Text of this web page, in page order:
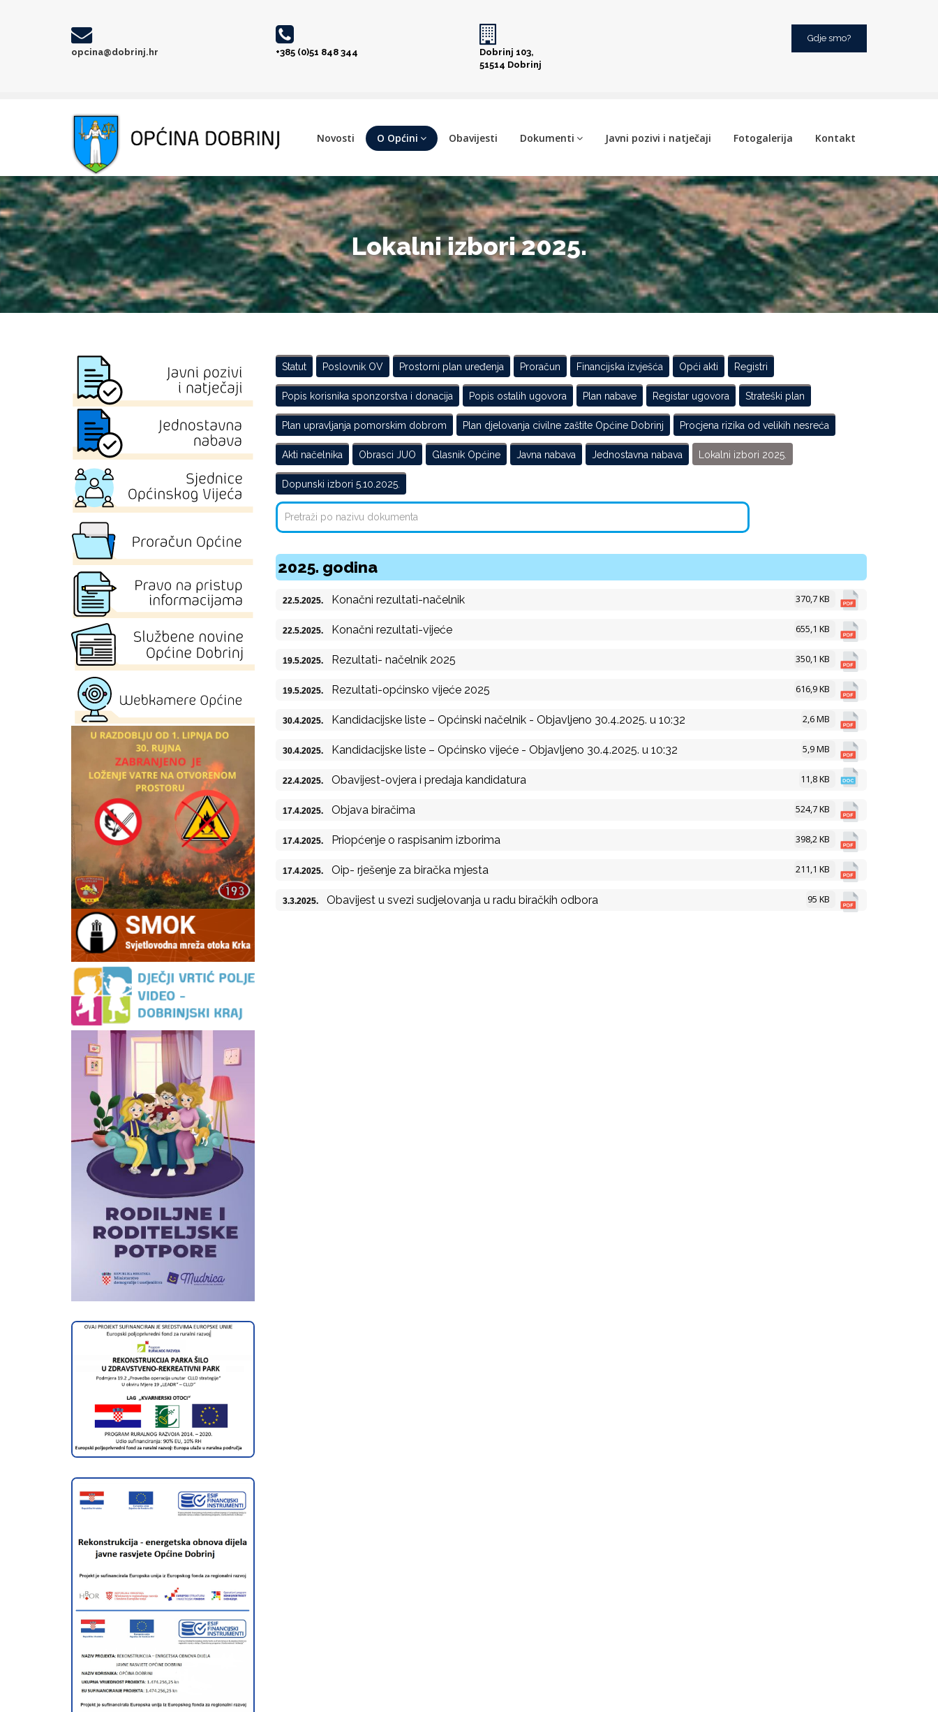
opcina@dobrinj.hr +385 (0)51 848 344
Dobrinj 103,
51514 Dobrinj
Gdje smo?
Novosti O Općini Obavijesti Dokumenti Javni pozivi i natječaji Fotogalerija Kontakt
Lokalni izbori 2025.
Statut Poslovnik OV Prostorni plan uređenja Proračun Financijska izvješća Opći akti Registri
Popis korisnika sponzorstva i donacija Popis ostalih ugovora Plan nabave Registar ugovora Strateški plan
Plan upravljanja pomorskim dobrom Plan djelovanja civilne zaštite Općine Dobrinj Procjena rizika od velikih nesreća
Akti načelnika Obrasci JUO Glasnik Općine Javna nabava Jednostavna nabava Lokalni izbori 2025.
Dopunski izbori 5.10.2025.
2025. godina
22.5.2025. Konačni rezultati-načelnik 370,7 KB
22.5.2025. Konačni rezultati-vijeće 655,1 KB
19.5.2025. Rezultati- načelnik 2025 350,1 KB
19.5.2025. Rezultati-općinsko vijeće 2025 616,9 KB
30.4.2025. Kandidacijske liste – Općinski načelnik - Objavljeno 30.4.2025. u 10:32 2,6 MB
30.4.2025. Kandidacijske liste – Općinsko vijeće - Objavljeno 30.4.2025. u 10:32 5,9 MB
22.4.2025. Obavijest-ovjera i predaja kandidatura 11,8 KB
17.4.2025. Objava biračima 524,7 KB
17.4.2025. Priopćenje o raspisanim izborima 398,2 KB
17.4.2025. Oip- rješenje za biračka mjesta 211,1 KB
3.3.2025. Obavijest u svezi sudjelovanja u radu biračkih odbora 95 KB